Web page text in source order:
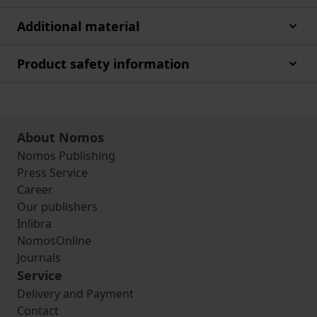
Additional material
Product safety information
About Nomos
Nomos Publishing
Press Service
Career
Our publishers
Inlibra
NomosOnline
Journals
Service
Delivery and Payment
Contact